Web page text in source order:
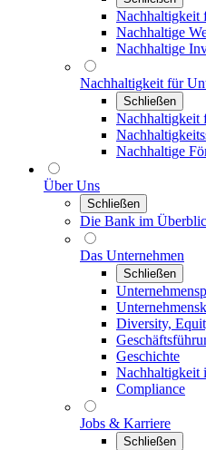
Nachhaltigkeit
Nachhaltige
Nachhaltige
Nachhaltigkeit für
Schließen
Nachhaltigkeit
Nachhaltige
Über Uns
Schließen
Die Bank im
Das Unternehmen
Schließen
Diversity,
Geschichte
Nachhaltigkeit
Compliance
Jobs & Karriere
Schließen